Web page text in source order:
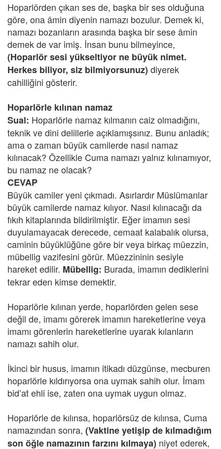
Hoparlörden çıkan ses de, başka bir ses olduğuna
göre, ona âmin diyenin namazı bozulur. Demek ki,
namazı bozanların arasında başka bir sese âmin
demek de var imiş. İnsan bunu bilmeyince,
(Hoparlör sesi yükseltiyor ne büyük nimet.
Herkes biliyor, siz bilmiyorsunuz) diyerek
cahilliğini gösterir.
Hoparlörle kılınan namaz
Sual: Hoparlörle namaz kılmanın caiz olmadığını,
teknik ve dini delillerle açıklamışsınız. Bunu anladık;
ama o zaman büyük camilerde nasıl namaz
kılınacak? Özellikle Cuma namazı yalnız kılınamıyor,
bu namaz ne olacak?
CEVAP
Büyük camiler yeni çıkmadı. Asırlardır Müslümanlar
büyük camilerde namaz kılıyor. Nasıl kılınacağı da
fıkıh kitaplarında bildirilmiştir. Eğer imamın sesi
duyulamayacak derecede, cemaat kalabalık olursa,
caminin büyüklüğüne göre bir veya birkaç müezzin,
mübellig vazifesini görür. Müezzininin sesiyle
hareket edilir. Mübellig: Burada, imamın dediklerini
tekrar eden kimse demektir.
Hoparlörle kılınan yerde, hoparlörden gelen sese
değil de, imamı görerek imamın hareketlerine veya
imamı görenlerin hareketlerine uyarak kılanların
namazı sahih olur.
İkinci bir husus, imamın itikadı düzgünse, mecburen
hoparlörle kıldırıyorsa ona uymak sahih olur. İmam
bid’at ehli ise, zaten ona uymak uygun olmaz.
Hoparlörle de kılınsa, hoparlörsüz de kılınsa, Cuma
namazından sonra, (Vaktine yetişip de kılmadığım
son öğle namazının farzını kılmaya) niyet ederek,